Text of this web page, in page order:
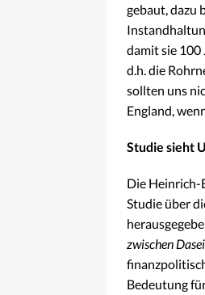
gebaut, dazu
damit sie 100
d.h. die
sollten uns
England,
Studie sieht
Die Heinrich-
Studie über
zwischen
Bedeutung